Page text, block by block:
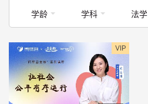
学龄 学科 法学
VIP